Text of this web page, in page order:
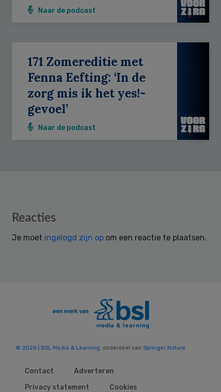
Naar de podcast
171 Zomereditie met
Fenna Eefting: ‘In de
zorg mis ik het yes!-
gevoel’
Naar de podcast
Reader
Reacties
Je moet ingelogd zijn op om een reactie te plaatsen.
© 2026 | BSL Media & Learning , onderdeel van Springer Nature
Contact
Adverteren
Privacy statement
Cookies